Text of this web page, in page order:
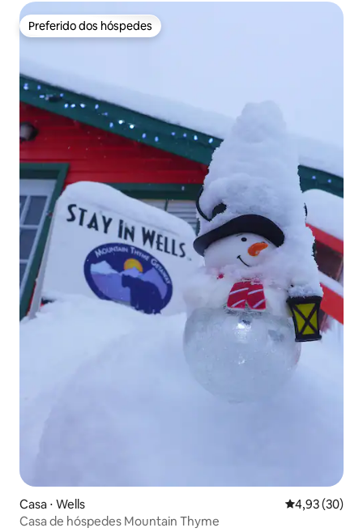
Preferido dos hóspedes
Preferido dos hóspedes
Casa ⋅ Wells 4,93 de uma
4,93 (30)
Casa de hóspedes Mountain Thyme